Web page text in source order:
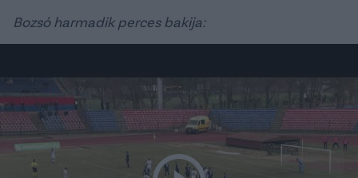
Bozsó harmadik perces bakija: